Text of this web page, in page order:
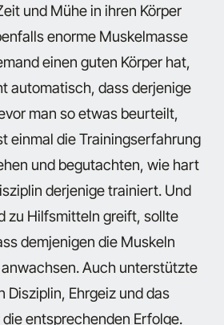
und Mühe in ihren Körper
enorme Muskelmasse
einen guten Körper hat,
automatisch, dass derjenige
man so etwas beurteilt,
einmal die Trainingserfahrung
und begutachten, wie hart
derjenige trainiert. Und
zu Hilfsmitteln greift, sollte
demjenigen die Muskeln
Auch unterstützte
Disziplin, Ehrgeiz und das
entsprechenden Erfolge.